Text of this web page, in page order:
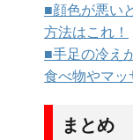
■顔色が悪い
方法はこれ！
■手足の冷え
食べ物やマッ
まとめ